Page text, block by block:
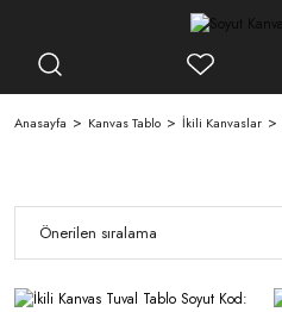
Anasayfa Kanvas Tablo İkili Kanvaslar